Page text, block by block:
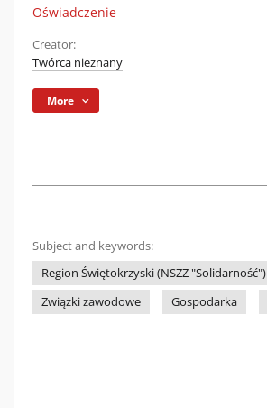
Oświadczenie
Creator:
Twórca nieznany
More
Subject and keywords:
Region Świętokrzyski (NSZZ "Solidarność")
Związki zawodowe
Gospodarka